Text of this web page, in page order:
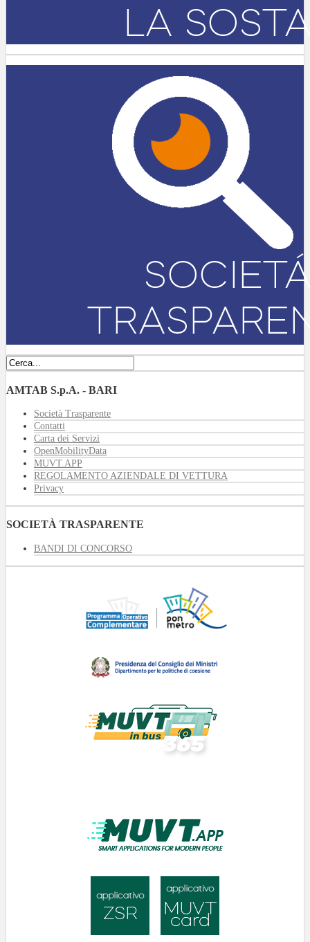
AMTAB S.p.A. - BARI
Società Trasparente
Contatti
Carta dei Servizi
OpenMobilityData
MUVT.APP
REGOLAMENTO AZIENDALE DI VETTURA
Privacy
SOCIETÀ TRASPARENTE
BANDI DI CONCORSO